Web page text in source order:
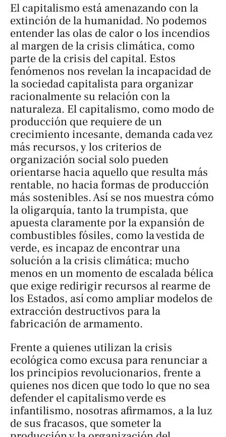
El capitalismo está amenazando con la
extinción de la humanidad. No podemos
entender las olas de calor o los incendios
al margen de la crisis climática, como
parte de la crisis del capital. Estos
fenómenos nos revelan la incapacidad de
la sociedad capitalista para organizar
racionalmente su relación con la
naturaleza. El capitalismo, como modo de
producción que requiere de un
crecimiento incesante, demanda cada vez
más recursos, y los criterios de
organización social solo pueden
orientarse hacia aquello que resulta más
rentable, no hacia formas de producción
más sostenibles. Así se nos muestra cómo
la oligarquía, tanto la trumpista, que
apuesta claramente por la expansión de
combustibles fósiles, como la vestida de
verde, es incapaz de encontrar una
solución a la crisis climática; mucho
menos en un momento de escalada bélica
que exige redirigir recursos al rearme de
los Estados, así como ampliar modelos de
extracción destructivos para la
fabricación de armamento.
Frente a quienes utilizan la crisis
ecológica como excusa para renunciar a
los principios revolucionarios, frente a
quienes nos dicen que todo lo que no sea
defender el capitalismo verde es
infantilismo, nosotras afirmamos, a la luz
de sus fracasos, que someter la